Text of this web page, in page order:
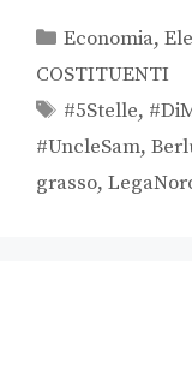
Economia,
COSTITUENTI
#5Stelle,
#UncleSam,
grasso,